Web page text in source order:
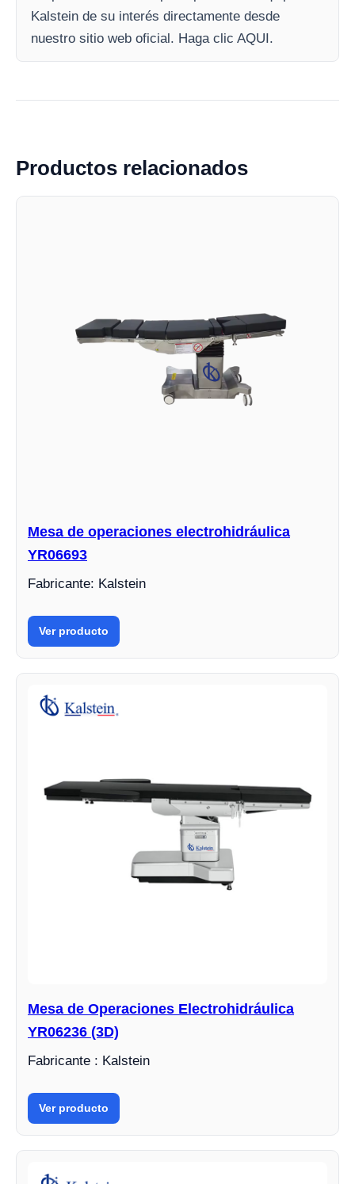
Kalstein de su interés directamente desde
nuestro sitio web oficial. Haga clic AQUI.
Productos relacionados
Mesa de operaciones electrohidráulica
YR06693
Fabricante: Kalstein
Ver producto
Mesa de Operaciones Electrohidráulica
YR06236 (3D)
Fabricante : Kalstein
Ver producto